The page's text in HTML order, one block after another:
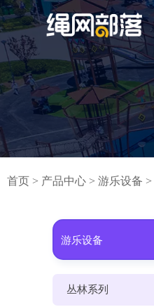
首页 > 产品中心 > 游乐设备 >
游乐设备
丛林系列